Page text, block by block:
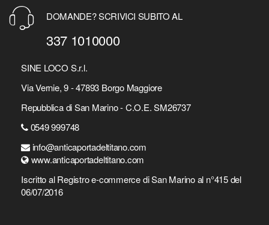
DOMANDE? SCRIVICI SUBITO AL
337 1010000
SINE LOCO S.r.l.
Via Vernie, 9 - 47893 Borgo Maggiore
Repubblica di San Marino - C.O.E. SM26737
0549 999748
info@anticaportadeltitano.com
www.anticaportadeltitano.com
Iscritto al Registro e-commerce di San Marino al n°415 del
06/07/2016